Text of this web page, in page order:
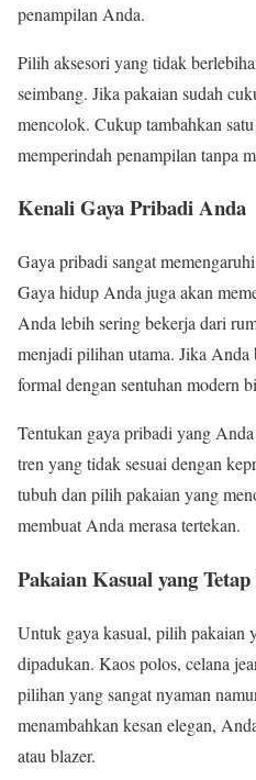
penampilan Anda.
Pilih aksesori yang tidak
seimbang. Jika pakaian sudah
mencolok. Cukup tambahkan
memperindah penampilan tanpa
Kenali Gaya Pribadi Anda
Gaya pribadi sangat
Gaya hidup Anda juga akan
Anda lebih sering bekerja dari
menjadi pilihan utama. Jika Anda
formal dengan sentuhan modern
Tentukan gaya pribadi yang
tren yang tidak sesuai dengan
tubuh dan pilih pakaian yang
membuat Anda merasa tertekan.
Pakaian Kasual yang
Untuk gaya kasual, pilih pakaian
dipadukan. Kaos polos, celana
pilihan yang sangat nyaman
menambahkan kesan elegan,
atau blazer.